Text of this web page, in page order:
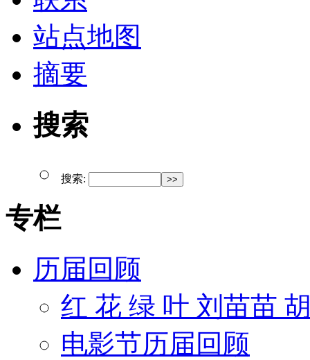
站点地图
摘要
搜索
搜索:
专栏
历届回顾
红 花 绿 叶 刘苗苗
电影节历届回顾